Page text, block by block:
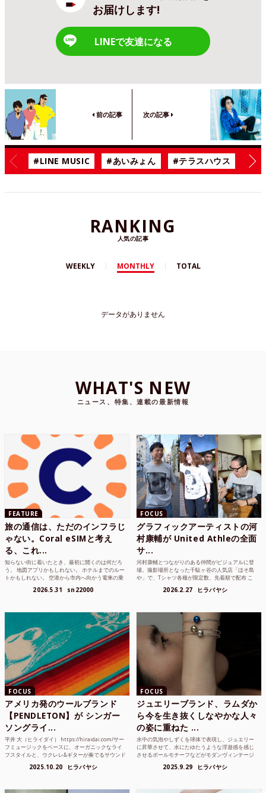
お届けします!
LINEで友達になる
前の記事 次の記事
#LINE MUSIC #あいみょん #テラスハウス #
RANKING
人気の記事
WEEKLY MONTHLY TOTAL
データがありません
WHAT'S NEW
ニュース、特集、連載の最新情報
FEATURE
旅の通信は、ただのインフラじ
ゃない。Coral eSIMと考え
る、これ...
知らない街に着いたとき、最初に開くのは何だろ
う。 地図アプリかもしれない。 ホテルまでのルー
トかもしれない。 空港から市内へ向かう電車の乗
して、その街の空...
2026.5.31 sn22000
FOCUS
グラフィックアーティストの河
村康輔が United Athleの全面
サ...
河村康輔とつながりのある仲間がビジュアルに登
場。撮影場所となった千駄ヶ谷の人気店「ほそ島
や」で、Tシャツ各種が限定数、先着順で配布 こ
さまざまな...2026.2.27 ヒラバヤシ
FOCUS
アメリカ発のウールブランド
【PENDLETON】が シンガー
ソングライ...
平井 大（ヒライダイ） https://hiraidai.com/サー
フミュージックをベースに、オーガニックなライ
フスタイルと、ウクレレ&ギターが奏でるサウンド
2025.10.20 ヒラバヤシ
FOCUS
ジュエリーブランド、ラムダか
ら今を生き抜くしなやかな人々
の姿に重ねた ...
水中の気泡やしずくを球体で表現し、ジュエリー
に昇華させて、水にたゆたうような浮遊感を感じ
させるボールモチーフなどがモダンヴィンテージ
レクションを202...
2025.9.29 ヒラバヤシ